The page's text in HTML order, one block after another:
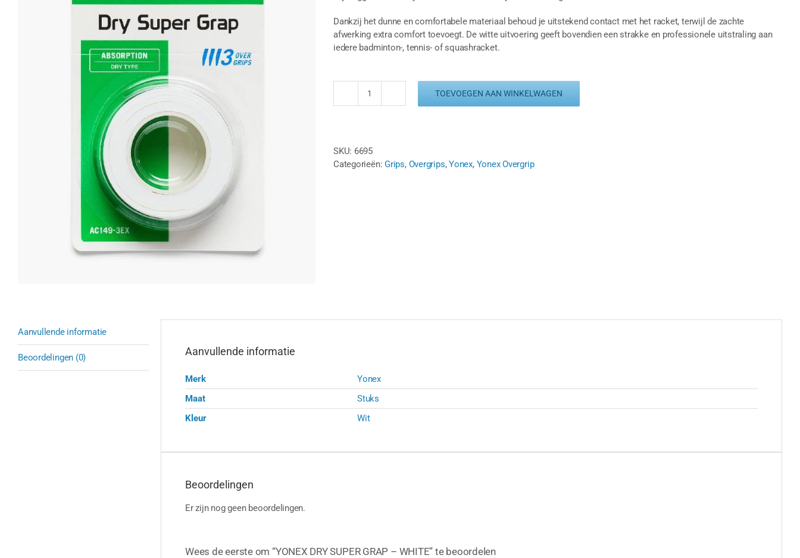
Dankzij het dunne en comfortabele materiaal behoud je uitstekend contact met het racket, terwijl de zachte
afwerking extra comfort toevoegt. De witte uitvoering geeft bovendien een strakke en professionele uitstraling aan
iedere badminton-, tennis- of squashracket.
YONEX
-
WHITE
TOEVOEGEN AAN WINKELWAGEN
SKU: 6695
Categorieën:Grips, Overgrips,Yonex, Yonex Overgrip
Aanvullende informatie
Beoordelingen (0) Aanvullende informatie
Merk
Yonex
Maat
Stuks
Kleur
Wit
Beoordelingen
Er zijn nog geen beoordelingen.
Wees de eerste om “YONEX DRY SUPER GRAP – WHITE” te beoordelen